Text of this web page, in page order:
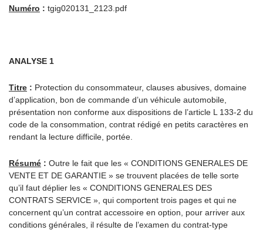
Numéro : tgig020131_2123.pdf
ANALYSE 1
Titre : Protection du consommateur, clauses abusives, domaine
d’application, bon de commande d’un véhicule automobile,
présentation non conforme aux dispositions de l’article L 133-2 du
code de la consommation, contrat rédigé en petits caractères en
rendant la lecture difficile, portée.
Résumé : Outre le fait que les « CONDITIONS GENERALES DE
VENTE ET DE GARANTIE » se trouvent placées de telle sorte
qu’il faut déplier les « CONDITIONS GENERALES DES
CONTRATS SERVICE », qui comportent trois pages et qui ne
concernent qu’un contrat accessoire en option, pour arriver aux
conditions générales, il résulte de l’examen du contrat-type